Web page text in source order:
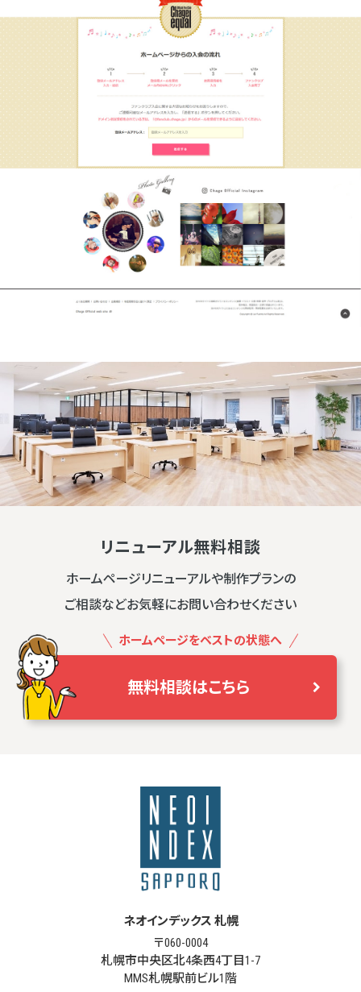
リニューアル無料相談
ホームページリニューアルや制作プランの
ご相談などお気軽にお問い合わせください
ホームページをベストの状態へ
無料相談はこちら
ネオインデックス 札幌
〒060-0004
札幌市中央区北4条西4丁目1-7
MMS札幌駅前ビル1階